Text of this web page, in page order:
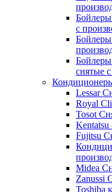
Бойлеры
с
Бойлеры
Бойлеры
снятые
Lessar
Royal
Tosot
Kentatsu
Fujitsu
Midea
Zanussi
Toshiba